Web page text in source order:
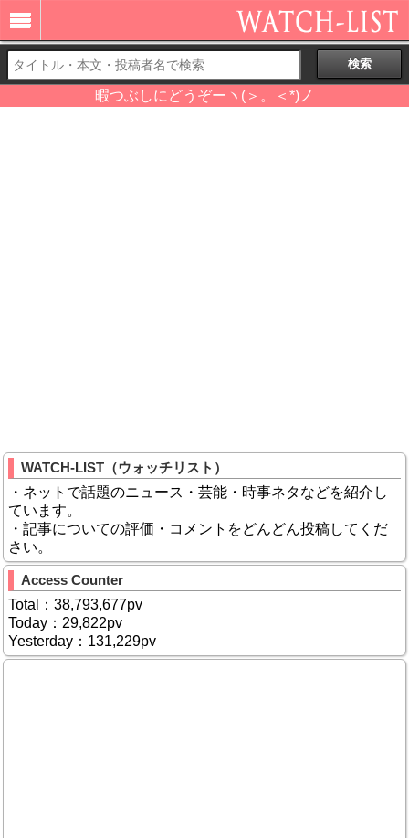
暇つぶしにどうぞーヽ(＞。＜*)ノ
WATCH-LIST（ウォッチリスト）
・ネットで話題のニュース・芸能・時事ネタなどを紹介し
ています。
・記事についての評価・コメントをどんどん投稿してくだ
さい。
Access Counter
Total：38,793,677pv
Today：29,822pv
Yesterday：131,229pv